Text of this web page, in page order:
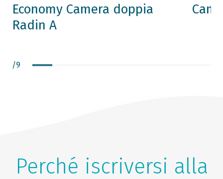
Economy Camera doppia
Radin A
/9
Perché iscriversi alla